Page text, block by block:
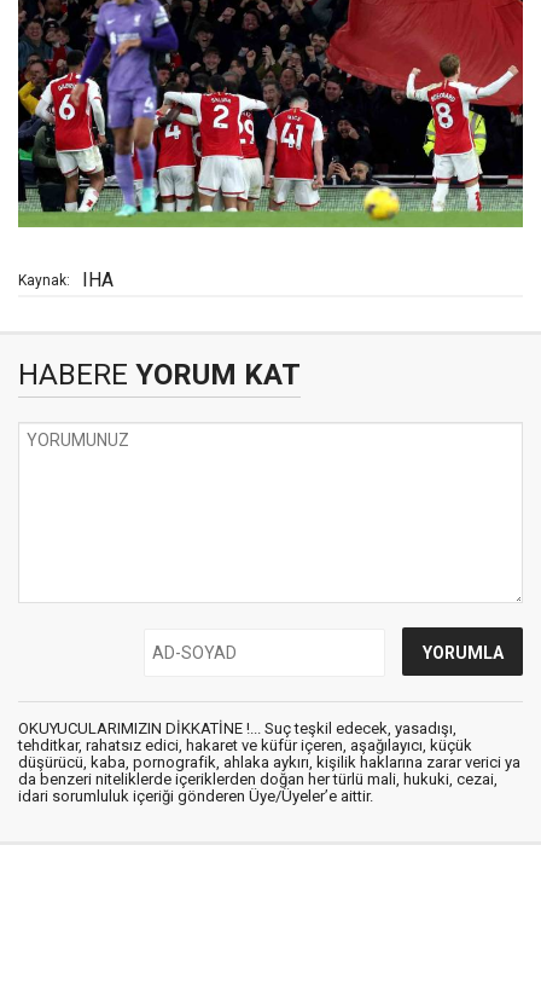
Kaynak: IHA
HABERE YORUM KAT
OKUYUCULARIMIZIN DİKKATİNE !... Suç teşkil edecek, yasadışı,
tehditkar, rahatsız edici, hakaret ve küfür içeren, aşağılayıcı, küçük
düşürücü, kaba, pornografik, ahlaka aykırı, kişilik haklarına zarar verici ya
da benzeri niteliklerde içeriklerden doğan her türlü mali, hukuki, cezai,
idari sorumluluk içeriği gönderen Üye/Üyeler’e aittir.